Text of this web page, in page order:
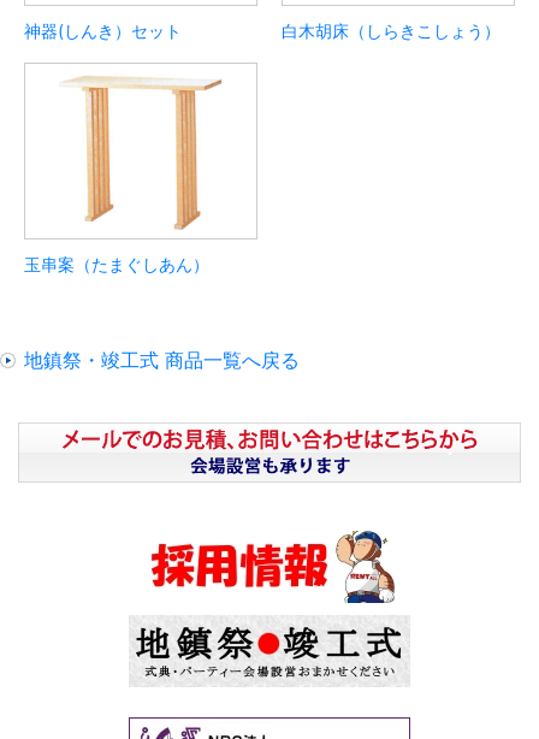
神器(しんき）セット 白木胡床（しらきこしょう）
玉串案（たまぐしあん）
地鎮祭・竣工式 商品一覧へ戻る